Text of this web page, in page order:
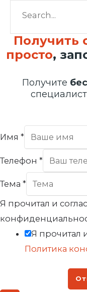
Получить
просто,
Получите
Имя *
Телефон *
Тема *
Я прочитал и
Я прочитал
Политика